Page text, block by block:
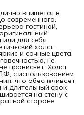
впишется в
современного.
гостиной,
для себя
холст,
и сочные цвета,
не
провиснет. Холст
с использованием
что обеспечивает
и длительный срок
на стену с
стороне.